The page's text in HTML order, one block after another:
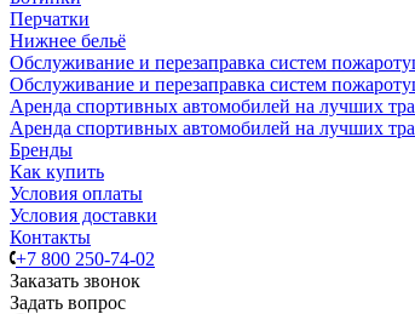
Перчатки
Нижнее бельё
Обслуживание и перезаправка систем
Обслуживание и перезаправка систем
Аренда спортивных автомобилей на лучших
Аренда спортивных автомобилей на лучших
Бренды
Как купить
Условия оплаты
Условия доставки
Контакты
+7 800 250-74-02
Заказать звонок
Задать вопрос